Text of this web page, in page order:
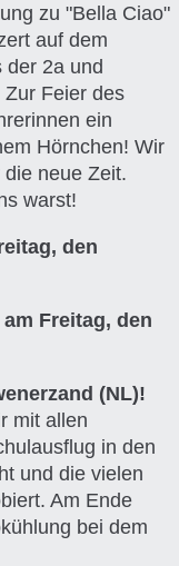
zu "Bella Ciao"
auf dem
der 2a und
Feier des
ein
Hörnchen! Wir
neue Zeit.
warst!
den
Freitag, den
(NL)!
mit allen
in den
und die vielen
Am Ende
bei dem